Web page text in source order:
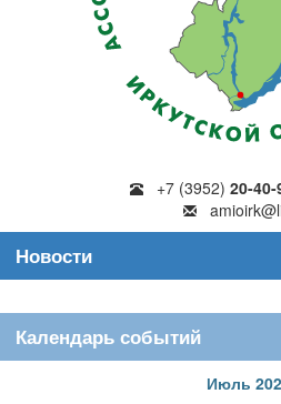
+7 (3952) 20-40-
Новости
Календарь событий
Июль